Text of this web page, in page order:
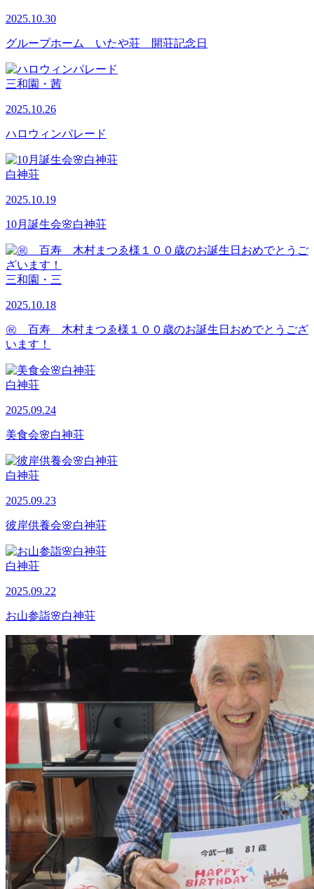
2025.10.30
グループホーム いたや荘 開荘記念日
三和園・茜
2025.10.26
ハロウィンパレード
白神荘
2025.10.19
10月誕生会🌸白神荘
三和園・三
2025.10.18
㊗ 百寿 木村まつゑ様１００歳のお誕生日おめでとうござ
います！
白神荘
2025.09.24
美食会🌸白神荘
白神荘
2025.09.23
彼岸供養会🌸白神荘
白神荘
2025.09.22
お山参詣🌸白神荘